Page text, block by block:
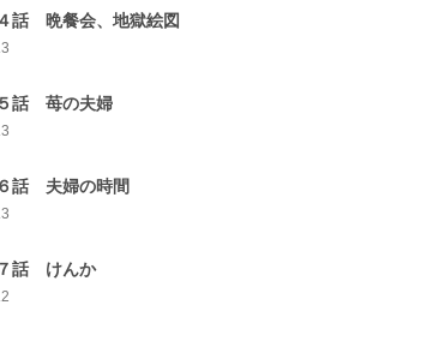
話 晩餐会、地獄絵図
話 苺の夫婦
話 夫婦の時間
話 けんか